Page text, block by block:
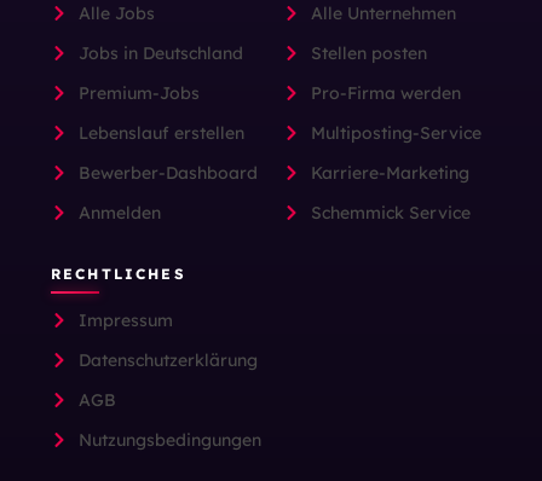
Alle Jobs
Jobs in Deutschland
Premium-Jobs
Lebenslauf erstellen
Bewerber-Dashboard
Anmelden
Alle Unternehmen
Stellen posten
Pro-Firma werden
Multiposting-Service
Karriere-Marketing
Schemmick Service
RECHTLICHES
Impressum
Datenschutzerklärung
AGB
Nutzungsbedingungen